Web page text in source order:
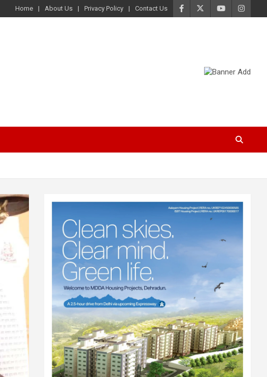
Home About Us Privacy Policy Contact Us